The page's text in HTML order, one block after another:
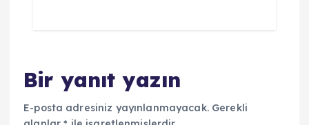
Bir yanıt yazın
E-posta adresiniz yayınlanmayacak. Gerekli